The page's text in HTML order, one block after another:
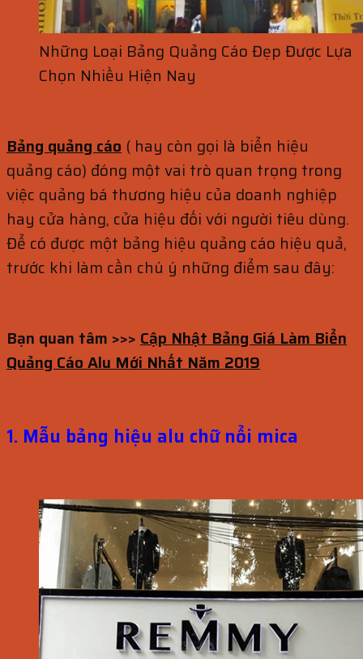
Những Loại Bảng Quảng Cáo Đẹp Được Lựa
Chọn Nhiều Hiện Nay
Bảng quảng cáo ( hay còn gọi là biển hiệu
quảng cáo) đóng một vai trò quan trọng trong
việc quảng bá thương hiệu của doanh nghiệp
hay cửa hàng, cửa hiệu đối với người tiêu dùng.
Để có được một bảng hiệu quảng cáo hiệu quả,
trước khi làm cần chú ý những điểm sau đây:
Bạn quan tâm >>> Cập Nhật Bảng Giá Làm Biển
Quảng Cáo Alu Mới Nhất Năm 2019
1. Mẫu bảng hiệu alu chữ nổi mica